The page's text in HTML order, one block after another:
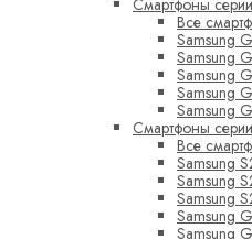
Все
Samsung
Samsung
Samsung
Samsung
Samsung
Смартфоны
Все
Samsung
Samsung
Samsung
Samsung
Samsung